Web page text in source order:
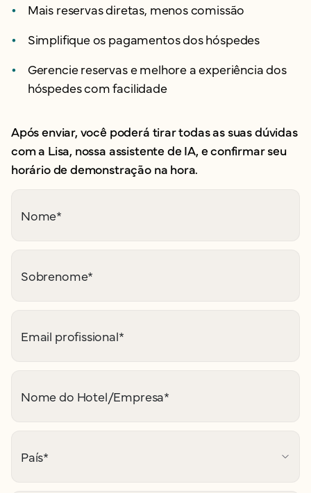
Mais reservas diretas, menos comissão
Simplifique os pagamentos dos hóspedes
Gerencie reservas e melhore a experiência dos
hóspedes com facilidade
Após enviar, você poderá tirar todas as suas dúvidas
com a Lisa, nossa assistente de IA, e confirmar seu
horário de demonstração na hora.
Nome*
Sobrenome*
Email profissional*
Nome do Hotel/Empresa*
País*